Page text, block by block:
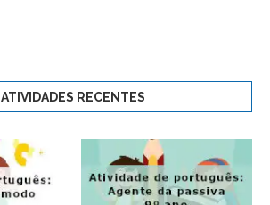
ATIVIDADES RECENTES